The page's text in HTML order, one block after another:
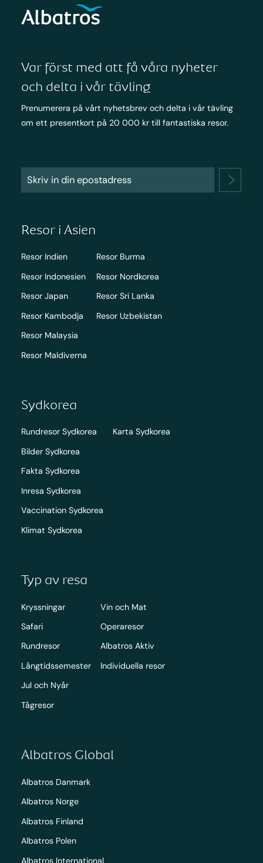
Var först med att få våra nyheter
och delta i vår tävling
Prenumerera på vårt nyhetsbrev och delta i vår tävling
om ett presentkort på 20 000 kr till fantastiska resor.
Resor i Asien
Resor Indien
Resor Indonesien
Resor Japan
Resor Kambodja
Resor Malaysia
Resor Maldiverna
Resor Burma
Resor Nordkorea
Resor Sri Lanka
Resor Uzbekistan
Sydkorea
Rundresor Sydkorea
Bilder Sydkorea
Fakta Sydkorea
Inresa Sydkorea
Vaccination Sydkorea
Klimat Sydkorea
Karta Sydkorea
Typ av resa
Kryssningar
Safari
Rundresor
Långtidssemester
Jul och Nyår
Tågresor
Vin och Mat
Operaresor
Albatros Aktiv
Individuella resor
Albatros Global
Albatros Danmark
Albatros Norge
Albatros Finland
Albatros Polen
Albatros International